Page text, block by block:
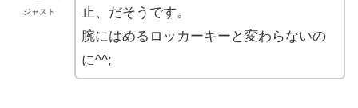
ジャスト
止、だそうです。
腕にはめるロッカーキーと変わらないの
に^^;